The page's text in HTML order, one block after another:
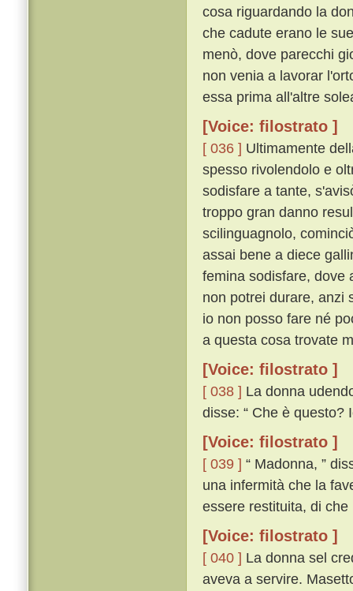
cosa riguardando la
che cadute erano le
menò, dove parecchi
non venia a lavorar
essa prima all'altre
[Voice: filostrato ]
[ 036 ] Ultimamente
spesso rivolendolo e
sodisfare a tante,
troppo gran danno
scilinguagnolo,
assai bene a diece
femina sodisfare, dove
non potrei durare, anzi
io non posso fare né
a questa cosa trovate
[Voice: filostrato ]
[ 038 ] La donna
disse: “ Che è questo?
[Voice: filostrato ]
[ 039 ] “ Madonna, ”
una infermità che la
essere restituita, di che
[Voice: filostrato ]
[ 040 ] La donna sel
aveva a servire.